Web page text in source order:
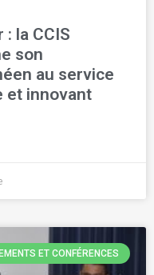
la CCIS
son
au service
et innovant
ET CONFÉRENCES